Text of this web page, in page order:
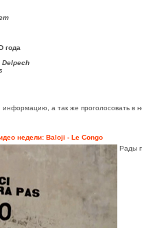
года
Delpech
информацию, а так же проголосовать в
недели: Baloji - Le Congo
Рады